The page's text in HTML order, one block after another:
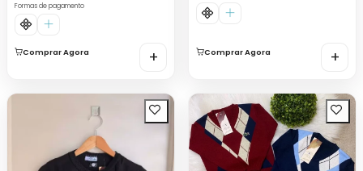
Formas de pagamento
Comprar Agora + Comprar Agora +